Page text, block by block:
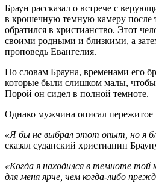
Браун рассказал о встрече с
в крошечную темную камеру после
обратился в христианство. Этот
своими родными и близкими, а
проповедь Евангелия.
По словам Брауна, временами его
которые были слишком малы,
Порой он сидел в полной темноте.
Однако мужчина описал пережитое
«Я бы не выбрал этот опыт, но я
сказал суданский христианин
«Когда я находился в темноте той
для меня ярче, чем когда-либо